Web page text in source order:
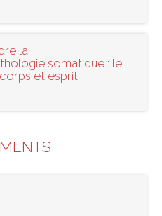
la
somatique : le
et esprit